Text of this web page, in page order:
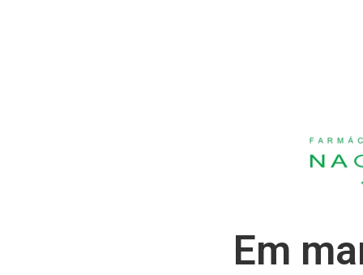
Em